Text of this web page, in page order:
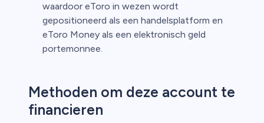
waardoor eToro in wezen wordt
gepositioneerd als een handelsplatform en
eToro Money als een elektronisch geld
portemonnee.
Methoden om deze account te
financieren